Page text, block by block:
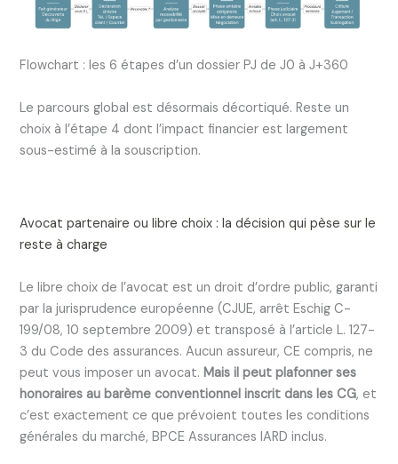
Flowchart : les 6 étapes d’un dossier PJ de J0 à J+360
Le parcours global est désormais décortiqué. Reste un
choix à l’étape 4 dont l’impact financier est largement
sous-estimé à la souscription.
Avocat partenaire ou libre choix : la décision qui pèse sur le
reste à charge
Le libre choix de l’avocat est un droit d’ordre public, garanti
par la jurisprudence européenne (CJUE, arrêt Eschig C-
199/08, 10 septembre 2009) et transposé à l’article L. 127-
3 du Code des assurances. Aucun assureur, CE compris, ne
peut vous imposer un avocat.Mais il peut plafonner ses
honoraires au barème conventionnel inscrit dans les CG, et
c’est exactement ce que prévoient toutes les conditions
générales du marché, BPCE Assurances IARD inclus.